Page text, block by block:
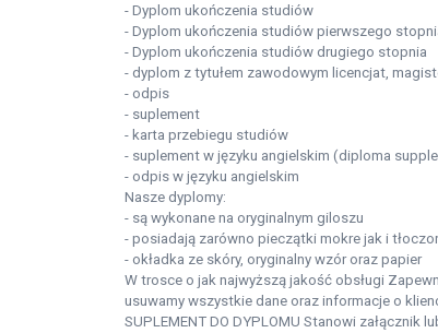
- Dyplom ukończenia studiów
- Dyplom ukończenia studiów pierwszego
- Dyplom ukończenia studiów drugiego stopnia
- dyplom z tytułem zawodowym licencjat,
- odpis
- suplement
- karta przebiegu studiów
- suplement w języku angielskim (diploma
- odpis w języku angielskim
Nasze dyplomy:
- są wykonane na oryginalnym giloszu
- posiadają zarówno pieczątki mokre jak i
- okładka ze skóry, oryginalny wzór oraz papier
W trosce o jak najwyższą jakość obsługi
usuwamy wszystkie dane oraz informacje o
SUPLEMENT DO DYPLOMU Stanowi